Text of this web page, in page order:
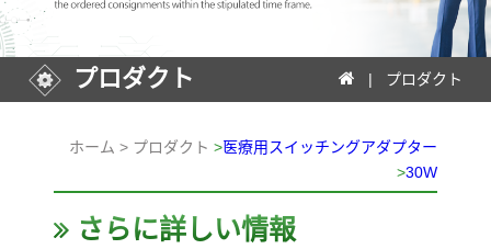
プロダクト | プロダクト
ホーム > プロダクト >医療用スイッチングアダプター
>30W
さらに詳しい情報